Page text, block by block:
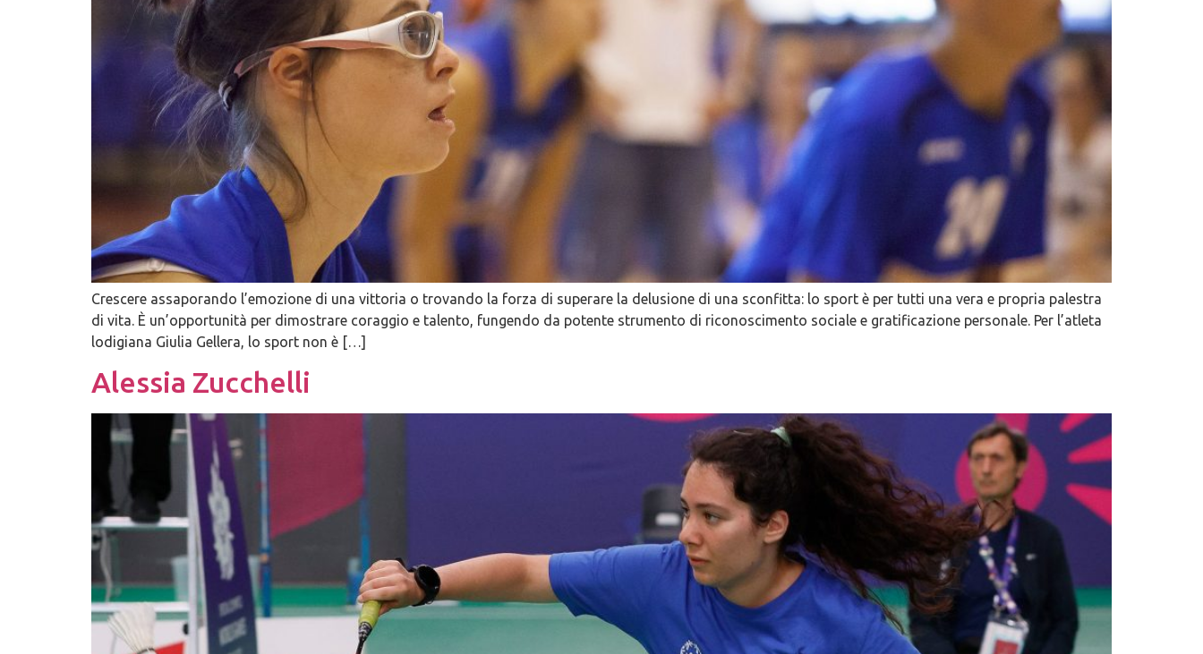
Crescere assaporando l’emozione di una vittoria o trovando la forza di superare la delusione di una sconfitta: lo sport è per tutti una vera e propria palestra
di vita. È un’opportunità per dimostrare coraggio e talento, fungendo da potente strumento di riconoscimento sociale e gratificazione personale. Per l’atleta
lodigiana Giulia Gellera, lo sport non è […]
Alessia Zucchelli